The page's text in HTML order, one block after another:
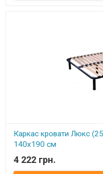
Каркас кровати Люкс
140х190 см
В наличии
4 222 грн.